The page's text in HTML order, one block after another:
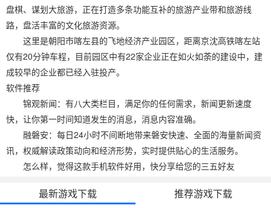
盘棋、谋划大旅游，正在打造多条功能互补的旅游产业带和旅游线
路，盘活丰富的文化旅游资源。
这里是朝阳市喀左县的飞地经济产业园区，距离京沈高铁喀左站
仅有20分钟车程，目前园区中有22家企业正在如火如荼的建设中，建
成较早的企业都已经入驻投产。
软件推荐
锦观新闻：有八大类栏目，满足你的任何需求，新闻更新速度
快，让你第一时间知道发生的消息，消息内容准确。
融磐安：每日24小时不间断地带来磐安快速、全面的海量新闻资
讯，权威解读政策动向和经济形势，实时提供贴心的生活服务。
怎么样，觉得这款手机软件好用，快分享给您的三五好友
最新游戏下载 推荐游戏下载